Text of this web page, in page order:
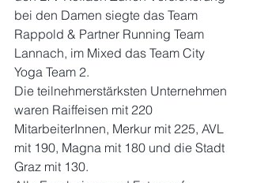
bei den Damen siegte das Team
Rappold & Partner Running Team
Lannach, im Mixed das Team City
Yoga Team 2.
Die teilnehmerstärksten Unternehmen
waren Raiffeisen mit 220
MitarbeiterInnen, Merkur mit 225, AVL
mit 190, Magna mit 180 und die Stadt
Graz mit 130.